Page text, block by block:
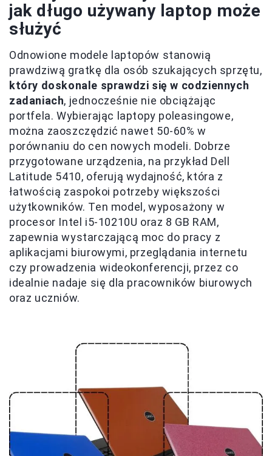
jak długo używany laptop może
służyć
Odnowione modele laptopów stanowią
prawdziwą gratkę dla osób szukających sprzętu,
który doskonale sprawdzi się w codziennych
zadaniach, jednocześnie nie obciążając
portfela. Wybierając laptopy poleasingowe,
można zaoszczędzić nawet 50-60% w
porównaniu do cen nowych modeli. Dobrze
przygotowane urządzenia, na przykład Dell
Latitude 5410, oferują wydajność, która z
łatwością zaspokoi potrzeby większości
użytkowników. Ten model, wyposażony w
procesor Intel i5-10210U oraz 8 GB RAM,
zapewnia wystarczającą moc do pracy z
aplikacjami biurowymi, przeglądania internetu
czy prowadzenia wideokonferencji, przez co
idealnie nadaje się dla pracowników biurowych
oraz uczniów.